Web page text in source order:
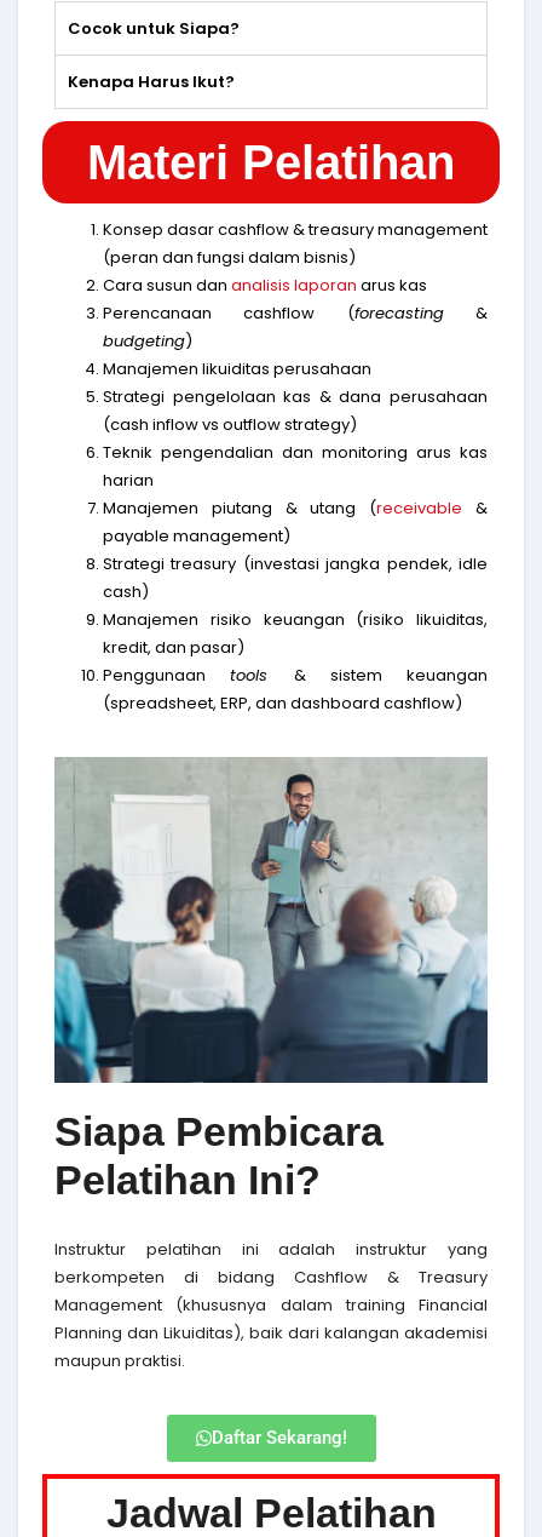
Cocok untuk Siapa?
Kenapa Harus Ikut?
Materi Pelatihan
Konsep dasar cashflow & treasury management
(peran dan fungsi dalam bisnis)
Cara susun dan analisis laporan arus kas
Perencanaan cashflow (forecasting&
budgeting)
Manajemen likuiditas perusahaan
Strategi pengelolaan kas & dana perusahaan
(cash inflow vs outflow strategy)
Teknik pengendalian dan monitoring arus kas
harian
Manajemen piutang & utang (receivable &
payable management)
Strategi treasury (investasi jangka pendek, idle
cash)
Manajemen risiko keuangan (risiko likuiditas,
kredit, dan pasar)
Penggunaantools & sistem keuangan
(spreadsheet, ERP, dan dashboard cashflow)
Siapa Pembicara
Pelatihan Ini?
Instruktur pelatihan ini adalah instruktur yang
berkompeten di bidang Cashflow & Treasury
Management (khususnya dalam training Financial
Planning dan Likuiditas), baik dari kalangan akademisi
maupun praktisi.
Daftar Sekarang!
Jadwal Pelatihan